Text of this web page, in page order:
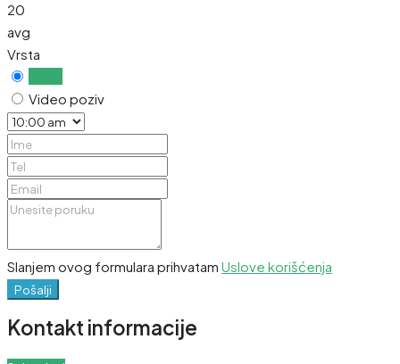
20
avg
Vrsta
Video poziv
Slanjem ovog formulara prihvatam Uslove korišćenja
Pošalji
Kontakt informacije